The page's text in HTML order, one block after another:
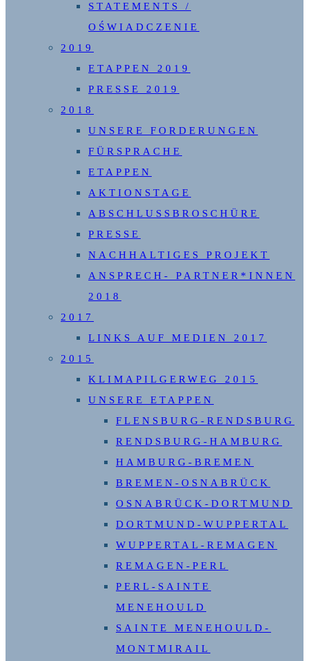
STATEMENTS /
OŚWIADCZENIE
2019
ETAPPEN 2019
PRESSE 2019
2018
UNSERE FORDERUNGEN
FÜRSPRACHE
ETAPPEN
AKTIONSTAGE
ABSCHLUSSBROSCHÜRE
PRESSE
NACHHALTIGES PROJEKT
ANSPRECH- PARTNER*INNEN
2018
2017
LINKS AUF MEDIEN 2017
2015
KLIMAPILGERWEG 2015
UNSERE ETAPPEN
FLENSBURG-RENDSBURG
RENDSBURG-HAMBURG
HAMBURG-BREMEN
BREMEN-OSNABRÜCK
OSNABRÜCK-DORTMUND
DORTMUND-WUPPERTAL
WUPPERTAL-REMAGEN
REMAGEN-PERL
PERL-SAINTE
MENEHOULD
SAINTE MENEHOULD-
MONTMIRAIL